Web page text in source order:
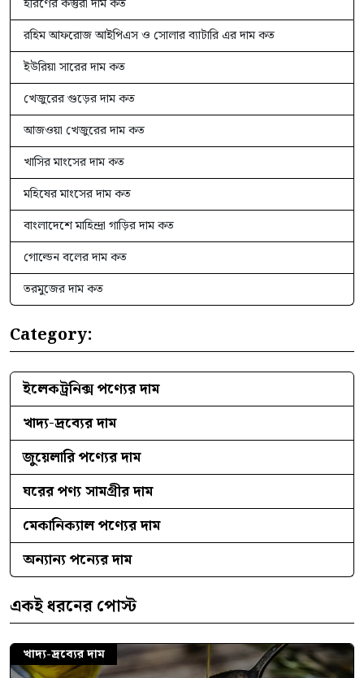
হরিণের কস্তুরী দাম কত
রহিম আফরোজ আইপিএস ও সোলার ব্যাটারি এর দাম কত
ইউরিয়া সারের দাম কত
খেজুরের গুড়ের দাম কত
আজওয়া খেজুরের দাম কত
খাসির মাংসের দাম কত
মহিষের মাংসের দাম কত
বাংলাদেশে মাহিন্দ্রা গাড়ির দাম কত
গোল্ডেন বলের দাম কত
তরমুজের দাম কত
Category:
ইলেকট্রনিক্স পণ্যের দাম
খাদ্য-দ্রব্যের দাম
জুয়েলারি পণ্যের দাম
ঘরের পণ্য সামগ্রীর দাম
মেকানিক্যাল পণ্যের দাম
অন্যান্য পন্যের দাম
একই ধরনের পোস্ট
খাদ্য-দ্রব্যের দাম